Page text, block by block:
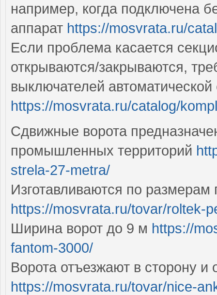
например, когда подключена
аппарат https://mosvrata.ru/
Если проблема касается
открываются/закрываются,
выключателей
https://mosvrata.ru/catalog/
Сдвижные ворота
промышленных территорий
strela-27-metra/
Изготавливаются по размерам
https://mosvrata.ru/tovar/roltek-
Ширина ворот до 9 м https://
fantom-3000/
Ворота отъезжают в сторону
https://mosvrata.ru/tovar/nice-